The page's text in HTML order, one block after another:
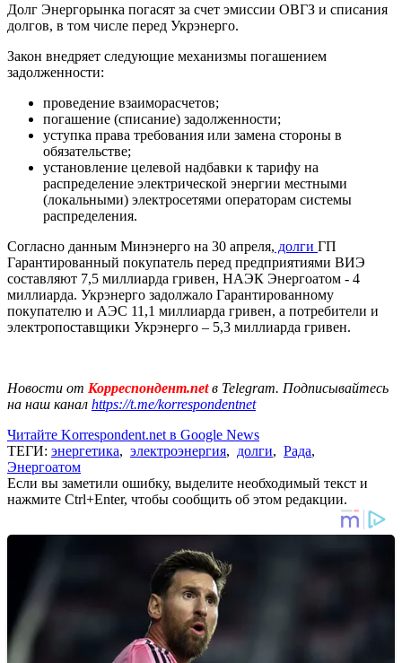
Долг Энергорынка погасят за счет эмиссии ОВГЗ и списания
долгов, в том числе перед Укрэнерго.
Закон внедряет следующие механизмы погашением
задолженности:
проведение взаиморасчетов;
погашение (списание) задолженности;
уступка права требования или замена стороны в
обязательстве;
установление целевой надбавки к тарифу на
распределение электрической энергии местными
(локальными) электросетями операторам системы
распределения.
Согласно данным Минэнерго на 30 апреля, долги ГП
Гарантированный покупатель перед предприятиями ВИЭ
составляют 7,5 миллиарда гривен, НАЭК Энергоатом - 4
миллиарда. Укрэнерго задолжало Гарантированному
покупателю и АЭС 11,1 миллиарда гривен, а потребители и
электропоставщики Укрэнерго – 5,3 миллиарда гривен.
Новости от Корреспондент.netв Telegram. Подписывайтесь
на наш канал https://t.me/korrespondentnet
Читайте Korrespondent.net в Google News
ТЕГИ: энергетика, электроэнергия, долги, Рада,
Энергоатом
Если вы заметили ошибку, выделите необходимый текст и
нажмите Ctrl+Enter, чтобы сообщить об этом редакции.